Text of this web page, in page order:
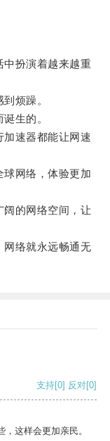
扮演着越来越重
烦躁。
生的。
速器都能让网速
网络，体验更加
的网络空间，让
络就永远畅通无
支持[0] 反对[0]
这样会更加亲民。